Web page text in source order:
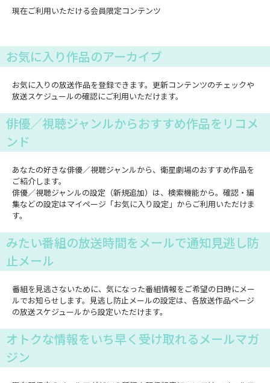
現在ご利用いただける会員限定コンテンツ
お気に入り作品のアーカイブ
お気に入りの放送作品を登録できます。更新コンテンツのチェックや
放送スケジュールの確認にご利用いただけます。
俳優／視聴ジャンルからおすすめ作品をリコメ
ンド
あなたの好きな俳優／視聴ジャンルから、衛星劇場のおすすめ作品を
ご紹介します。
俳優／視聴ジャンルの設定（新規追加）は、検索機能から。確認・編
集などの設定はマイページ「お気に入り設定」からご利用いただけま
す。
みたい番組の放送時間をメールで通知見逃し防
止メール
番組を見逃さないために、気になった番組情報をご希望の日時にメー
ルでお知らせします。見逃し防止メールの設定は、各放送作品ページ
の放送スケジュールから設定いただけます。
オトクな情報をいち早く受け取れるメールマガ
ジン